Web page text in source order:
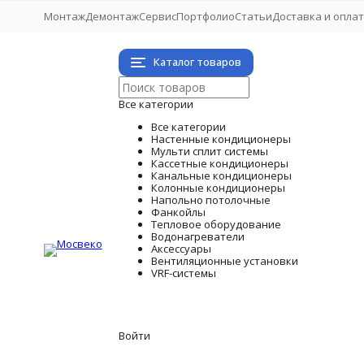
МонтажДемонтажСервисПортфолиоСтатьиДоставка и
Каталог товаров
Все категории
Все категории
Настенные кондиционеры
Мульти сплит системы
Кассетные кондиционеры
Канальные кондиционеры
Колонные кондиционеры
Напольно потолочные
Фанкойлы
Тепловое оборудование
Водонагреватели
Аксессуары
Вентиляционные установки
VRF-системы
Войти